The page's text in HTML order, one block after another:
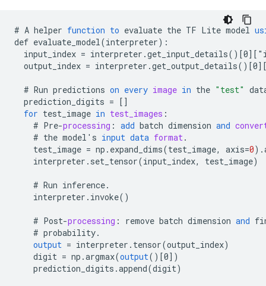
# A helper function to evaluate the TF Lite model
def evaluate_model(interpreter) :
input_index = interpreter .get_input_details() [0][
output_index = interpreter .get_output_details() [0
# Run predictions on every image in the "test"
prediction_digits = []
for test_image in test_images :
# Pre-processing : add batch dimension and
# the model ' s input data format.
test_image = np . expand_dims(test_image, axis=0).
interpreter . set_tensor(input_index, test_image)
# Run inference.
interpreter . invoke()
# Post-processing : remove batch dimension and
# probability.
output = interpreter . tensor(output_index)
digit = np .argmax(output() [0] )
prediction_digits .append(digit)